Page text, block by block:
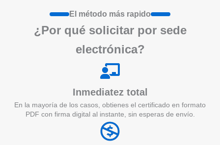
El método más rapido
¿Por qué solicitar por sede
electrónica?
Inmediatez total
En la mayoría de los casos, obtienes el certificado en formato
PDF con firma digital al instante, sin esperas de envío.